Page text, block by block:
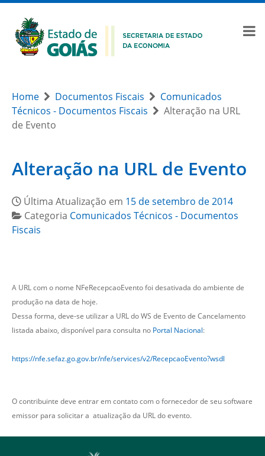
Home Documentos Fiscais
Comunicados
Técnicos - Documentos Fiscais
Alteração na URL
de Evento
Alteração na URL de Evento
Última Atualização em 15 de setembro de 2014
Categoria Comunicados Técnicos - Documentos
Fiscais
A URL com o nome NFeRecepcaoEvento foi desativada do ambiente de
produção na data de hoje.
Dessa forma, deve-se utilizar a URL do WS de Evento de Cancelamento
listada abaixo, disponível para consulta no Portal Nacional:
https://nfe.sefaz.go.gov.br/nfe/services/v2/RecepcaoEvento?wsdl
O contribuinte deve entrar em contato com o fornecedor de seu software
emissor para solicitar a atualização da URL do evento.